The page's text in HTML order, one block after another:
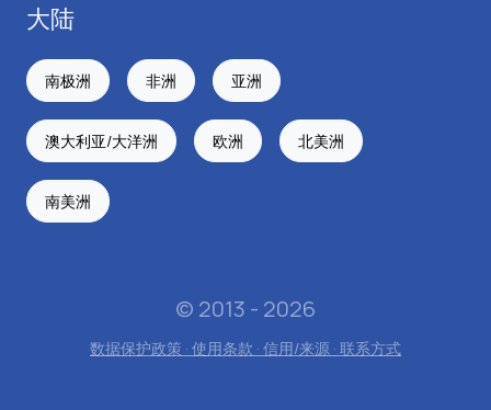
大陆
南极洲 非洲 亚洲
澳大利亚/大洋洲 欧洲 北美洲
南美洲
© 2013 - 2026
数据保护政策 · 使用条款 · 信用/来源 · 联系方式